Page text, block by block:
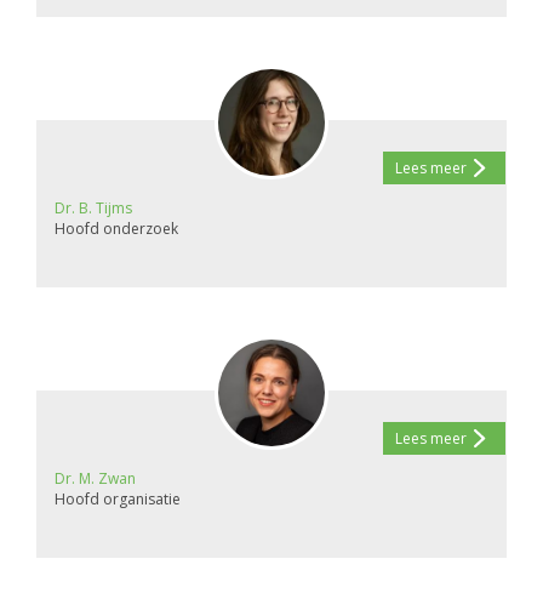
Dr. B. Tijms
Hoofd onderzoek
Lees meer
Dr. M. Zwan
Hoofd organisatie
Lees meer